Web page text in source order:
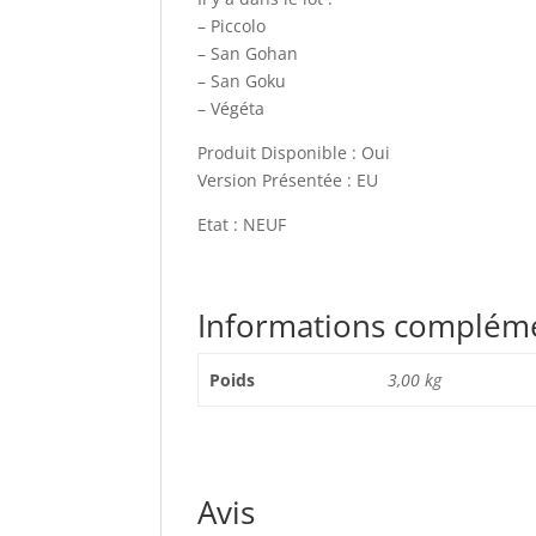
– Piccolo
– San Gohan
– San Goku
– Végéta
Produit Disponible : Oui
Version Présentée : EU
Etat : NEUF
Informations
Poids 3,00 kg
Avis